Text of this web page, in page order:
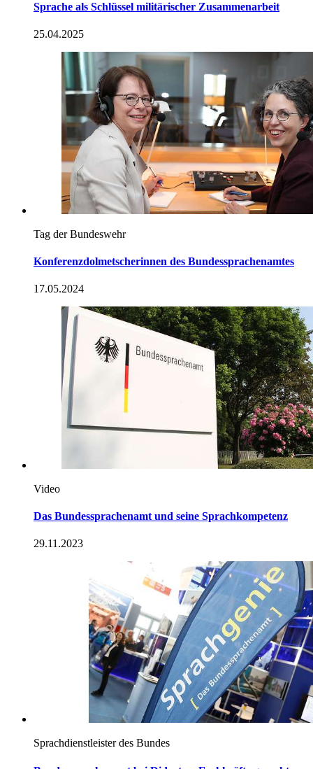
Sprache als Schlüssel militärischer Zusammenarbeit
25.04.2025
Tag der Bundeswehr
Konferenzdolmetscherinnen des Bundessprachenamtes
17.05.2024
Video
Das Bundessprachenamt und seine Sprachkompetenz
29.11.2023
Sprachdienstleister des Bundes